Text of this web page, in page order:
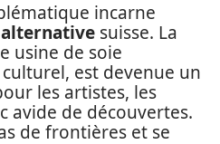
incarne
suisse. La
usine de soie
est devenue un
les artistes, les
avide de découvertes.
de frontières et se